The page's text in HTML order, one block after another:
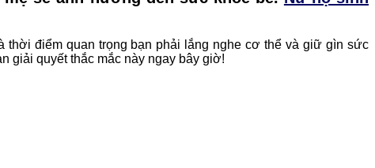
điểm quan trọng bạn phải lắng nghe cơ thể và giữ gìn sức
giải quyết thắc mắc này ngay bây giờ!